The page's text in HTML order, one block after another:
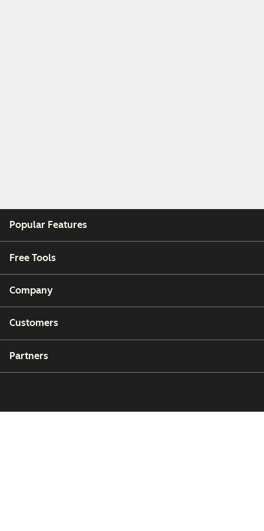
Popular Features
Free Tools
Company
Customers
Partners